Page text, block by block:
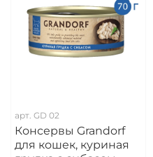
арт. GD 02
Консервы Grandorf
для кошек, куриная